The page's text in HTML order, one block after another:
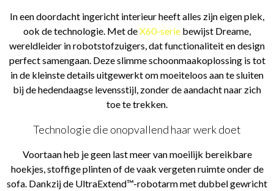
In een doordacht ingericht interieur heeft alles zijn eigen plek,
ook de technologie. Met deX60-serie bewijst Dreame,
wereldleider in robotstofzuigers, dat functionaliteit en design
perfect samengaan. Deze slimme schoonmaakoplossing is tot
in de kleinste details uitgewerkt om moeiteloos aan te sluiten
bij de hedendaagse levensstijl, zonder de aandacht naar zich
toe te trekken.
Technologie die onopvallend haar werk doet
Voortaan heb je geen last meer van moeilijk bereikbare
hoekjes, stoffige plinten of de vaak vergeten ruimte onder de
sofa. Dankzij de UltraExtend™-robotarm met dubbel gewricht